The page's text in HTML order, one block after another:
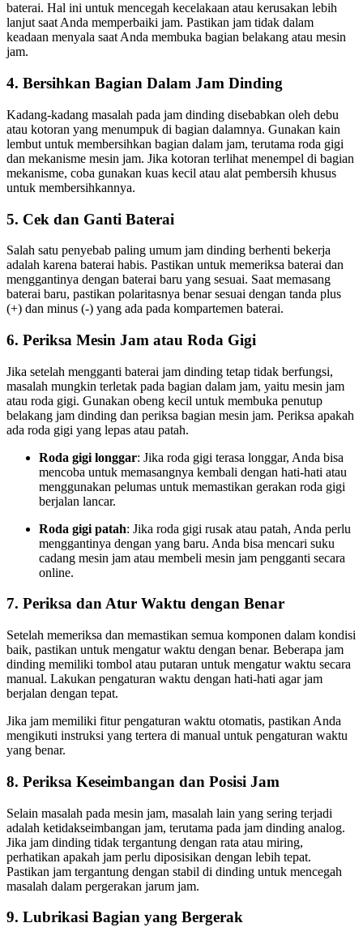
baterai. Hal ini untuk mencegah kecelakaan atau kerusakan lebih
lanjut saat Anda memperbaiki jam. Pastikan jam tidak dalam
keadaan menyala saat Anda membuka bagian belakang atau mesin
jam.
4. Bersihkan Bagian Dalam Jam Dinding
Kadang-kadang masalah pada jam dinding disebabkan oleh debu
atau kotoran yang menumpuk di bagian dalamnya. Gunakan kain
lembut untuk membersihkan bagian dalam jam, terutama roda gigi
dan mekanisme mesin jam. Jika kotoran terlihat menempel di bagian
mekanisme, coba gunakan kuas kecil atau alat pembersih khusus
untuk membersihkannya.
5. Cek dan Ganti Baterai
Salah satu penyebab paling umum jam dinding berhenti bekerja
adalah karena baterai habis. Pastikan untuk memeriksa baterai dan
menggantinya dengan baterai baru yang sesuai. Saat memasang
baterai baru, pastikan polaritasnya benar sesuai dengan tanda plus
(+) dan minus (-) yang ada pada kompartemen baterai.
6. Periksa Mesin Jam atau Roda Gigi
Jika setelah mengganti baterai jam dinding tetap tidak berfungsi,
masalah mungkin terletak pada bagian dalam jam, yaitu mesin jam
atau roda gigi. Gunakan obeng kecil untuk membuka penutup
belakang jam dinding dan periksa bagian mesin jam. Periksa apakah
ada roda gigi yang lepas atau patah.
Roda gigi longgar: Jika roda gigi terasa longgar, Anda bisa
mencoba untuk memasangnya kembali dengan hati-hati atau
menggunakan pelumas untuk memastikan gerakan roda gigi
berjalan lancar.
Roda gigi patah: Jika roda gigi rusak atau patah, Anda perlu
menggantinya dengan yang baru. Anda bisa mencari suku
cadang mesin jam atau membeli mesin jam pengganti secara
online.
7. Periksa dan Atur Waktu dengan Benar
Setelah memeriksa dan memastikan semua komponen dalam kondisi
baik, pastikan untuk mengatur waktu dengan benar. Beberapa jam
dinding memiliki tombol atau putaran untuk mengatur waktu secara
manual. Lakukan pengaturan waktu dengan hati-hati agar jam
berjalan dengan tepat.
Jika jam memiliki fitur pengaturan waktu otomatis, pastikan Anda
mengikuti instruksi yang tertera di manual untuk pengaturan waktu
yang benar.
8. Periksa Keseimbangan dan Posisi Jam
Selain masalah pada mesin jam, masalah lain yang sering terjadi
adalah ketidakseimbangan jam, terutama pada jam dinding analog.
Jika jam dinding tidak tergantung dengan rata atau miring,
perhatikan apakah jam perlu diposisikan dengan lebih tepat.
Pastikan jam tergantung dengan stabil di dinding untuk mencegah
masalah dalam pergerakan jarum jam.
9. Lubrikasi Bagian yang Bergerak